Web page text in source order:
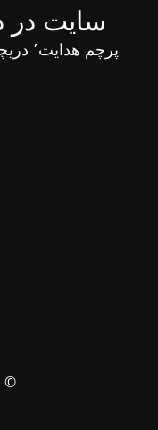
سایت
پرچم هدایت٬ دریچه ای برای شناخت حق از باطل
©